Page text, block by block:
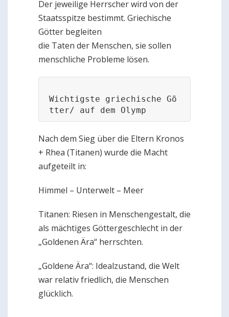
Der jeweilige Herrscher wird von der
Staatsspitze bestimmt. Griechische
Götter begleiten
die Taten der Menschen, sie sollen
menschliche Probleme lösen.
Wichtigste griechische Gö
tter/ auf dem Olymp
Nach dem Sieg über die Eltern Kronos
+ Rhea (Titanen) wurde die Macht
aufgeteilt in:
Himmel – Unterwelt – Meer
Titanen: Riesen in Menschengestalt, die
als mächtiges Göttergeschlecht in der
„Goldenen Ära“ herrschten.
„Goldene Ära“: Idealzustand, die Welt
war relativ friedlich, die Menschen
glücklich.